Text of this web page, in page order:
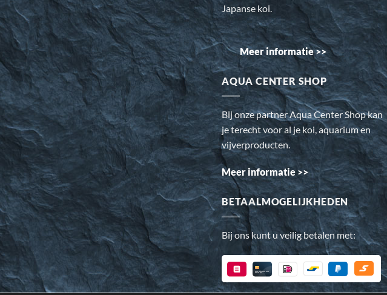
Japanse koi.
Meer informatie >>
AQUA CENTER SHOP
Bij onze partner Aqua Center Shop kan
je terecht voor al je koi, aquarium en
vijverproducten.
Meer informatie >>
BETAALMOGELIJKHEDEN
Bij ons kunt u veilig betalen met: